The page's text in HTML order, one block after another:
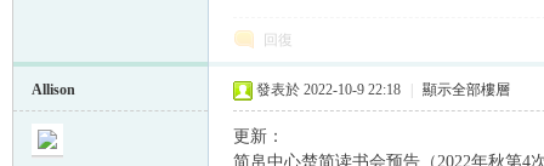
回復
Allison 發表於 2022-10-9 22:18 顯示全部樓層
更新：
简帛中心楚简读书会预告（2022年秋第4